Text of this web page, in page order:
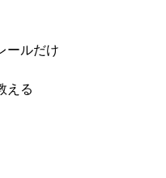
ールだけ
える